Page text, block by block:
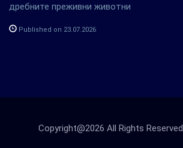
дребните преживни животни
Published on 23.07.2026
Copyright@2026 All Rights Reserved